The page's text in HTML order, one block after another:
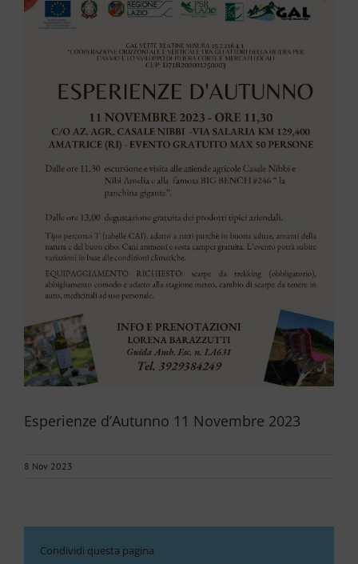
Esperienze d’Autunno 11 Novembre 2023
8 Nov 2023
Condividi questa pagina